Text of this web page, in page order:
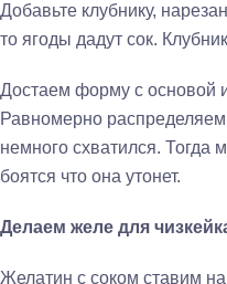
Добавьте клубнику,
то ягоды дадут сок.
Достаем форму с основой
Равномерно
немного схватился. Тогда
боятся что она утонет.
Делаем желе для
Желатин с соком ставим